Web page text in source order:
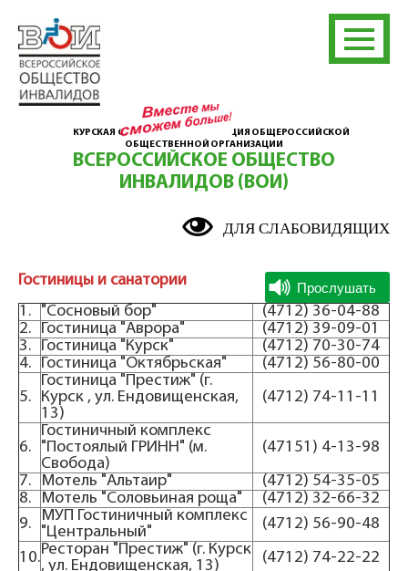
КУРСКАЯ ОБЛАСТНАЯ ОРГАНИЗАЦИЯ ОБЩЕРОССИЙСКОЙ
ОБЩЕСТВЕННОЙ ОРГАНИЗАЦИИ
ВСЕРОССИЙСКОЕ ОБЩЕСТВО
ИНВАЛИДОВ (ВОИ)
ДЛЯ СЛАБОВИДЯЩИХ
Гостиницы и санатории
1.
"Сосновый бор"
(4712) 36-04-88
2.
Гостиница "Аврора"
(4712) 39-09-01
3.
Гостиница "Курск"
(4712) 70-30-74
4.
Гостиница "Октябрьская"
(4712) 56-80-00
5.
Гостиница "Престиж" (г.
Курск , ул. Ендовищенская,
13)
(4712) 74-11-11
6.
Гостиничный комплекс
"Постоялый ГРИНН" (м.
Свобода)
(47151) 4-13-98
7.
Мотель "Альтаир"
(4712) 54-35-05
8.
Мотель "Соловьиная роща"
(4712) 32-66-32
9.
МУП Гостиничный комплекс
"Центральный"
(4712) 56-90-48
10.Ресторан "Престиж" (г. Курск
, ул. Ендовищенская, 13)
(4712) 74-22-22